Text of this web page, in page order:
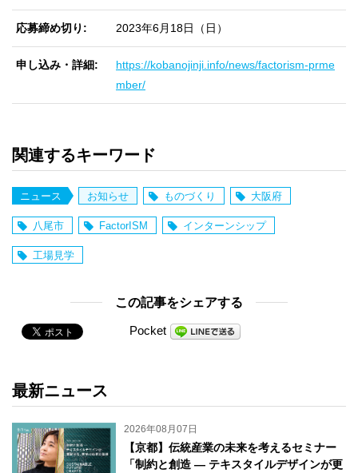
応募締め切り 2023年6月18日（日）
申し込み・詳細
https://kobanojinji.info/news/factorism-prme
mber/
関連するキーワード
ニュース お知らせ ものづくり 大阪府
八尾市 FactorISM インターンシップ
工場見学
この記事をシェアする
Pocket
最新ニュース
2026年08月07日
【京都】伝統産業の未来を考えるセミナー
「制約と創造 ― テキスタイルデザインが更